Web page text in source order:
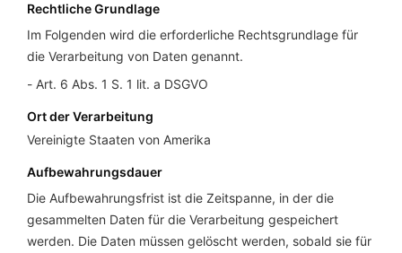
Rechtliche Grundlage
Im Folgenden wird die erforderliche Rechtsgrundlage für
die Verarbeitung von Daten genannt.
Art. 6 Abs. 1 S. 1 lit. a DSGVO
Ort der Verarbeitung
Vereinigte Staaten von Amerika
Aufbewahrungsdauer
Die Aufbewahrungsfrist ist die Zeitspanne, in der die
gesammelten Daten für die Verarbeitung gespeichert
werden. Die Daten müssen gelöscht werden, sobald sie für